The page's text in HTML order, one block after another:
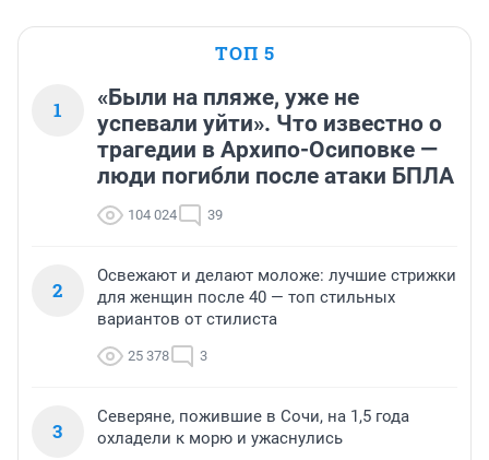
ТОП 5
1
«Были на пляже, уже не
успевали уйти». Что известно о
трагедии в Архипо-Осиповке —
люди погибли после атаки БПЛА
104 024 39
2
Освежают и делают моложе: лучшие стрижки
для женщин после 40 — топ стильных
вариантов от стилиста
25 378 3
3
Северяне, пожившие в Сочи, на 1,5 года
охладели к морю и ужаснулись